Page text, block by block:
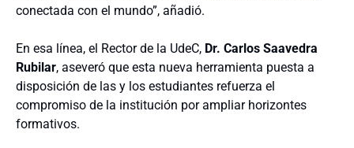
conectada con el mundo”, añadió.
En esa línea, el Rector de la UdeC, Dr. Carlos Saavedra
Rubilar, aseveró que esta nueva herramienta puesta a
disposición de las y los estudiantes refuerza el
compromiso de la institución por ampliar horizontes
formativos.